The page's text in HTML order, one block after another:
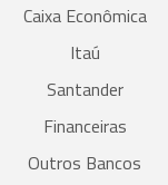
Caixa Econômica
Itaú
Santander
Financeiras
Outros Bancos